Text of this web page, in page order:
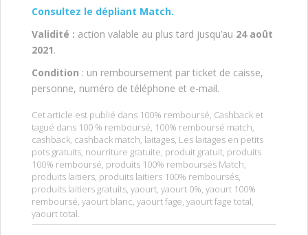
Consultez le dépliant Match.
Validité : action valable au plus tard jusqu’au 24 août
2021.
Condition : un remboursement par ticket de caisse,
personne, numéro de téléphone et e-mail.
Cet article est publié dans 100% remboursé, Cashback et
tagué dans 100 % remboursé, 100% remboursé match,
cashback, cashback match, laitages, Les laitages en petits
pots gratuits, nourriture gratuite, produit gratuit, produits
100% remboursé, produits 100% remboursés Match,
produits laitiers, produits laitiers 100% remboursés,
produits laitiers gratuits, yaourt, yaourt 0%, yaourt 100%
remboursé, yaourt blanc, yaourt fage, yaourt fage total,
yaourt total.